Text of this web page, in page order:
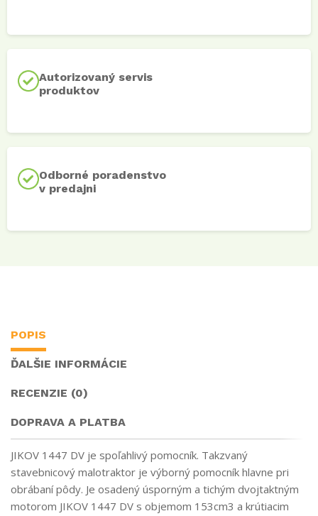
Autorizovaný servis
produktov
Odborné poradenstvo
v predajni
POPIS
ĎALŠIE INFORMÁCIE
RECENZIE (0)
DOPRAVA A PLATBA
JIKOV 1447 DV je spoľahlivý pomocník. Takzvaný
stavebnicový malotraktor je výborný pomocník hlavne pri
obrábaní pôdy. Je osadený úsporným a tichým dvojtaktným
motorom JIKOV 1447 DV s objemom 153cm3 a krútiacim